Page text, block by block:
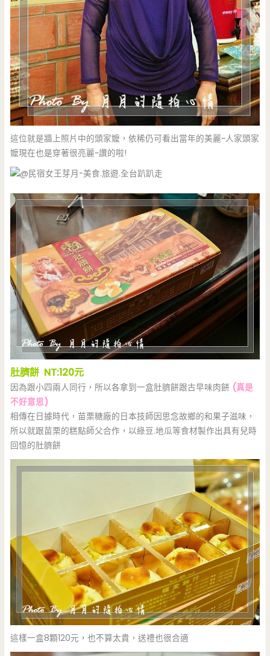
這位就是牆上照片中的頭家嬤，依稀仍可看出當年的美麗~人家頭家
嬤現在也是穿著很亮麗~讚的啦!
肚臍餅 NT:120元
因為跟小四兩人同行，所以各拿到一盒肚臍餅跟古早味肉餅 (真是
不好意思)
相傳在日據時代，苗栗糖廠的日本技師因思念故鄉的和果子滋味，
所以就跟苗栗的糕點師父合作，以綠豆.地瓜等食材製作出具有兒時
回憶的肚臍餅
這樣一盒8顆120元，也不算太貴，送禮也很合適